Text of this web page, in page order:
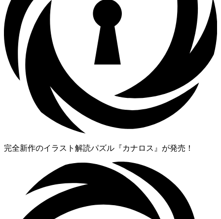
完全新作のイラスト解読パズル『カナロス』が発売！